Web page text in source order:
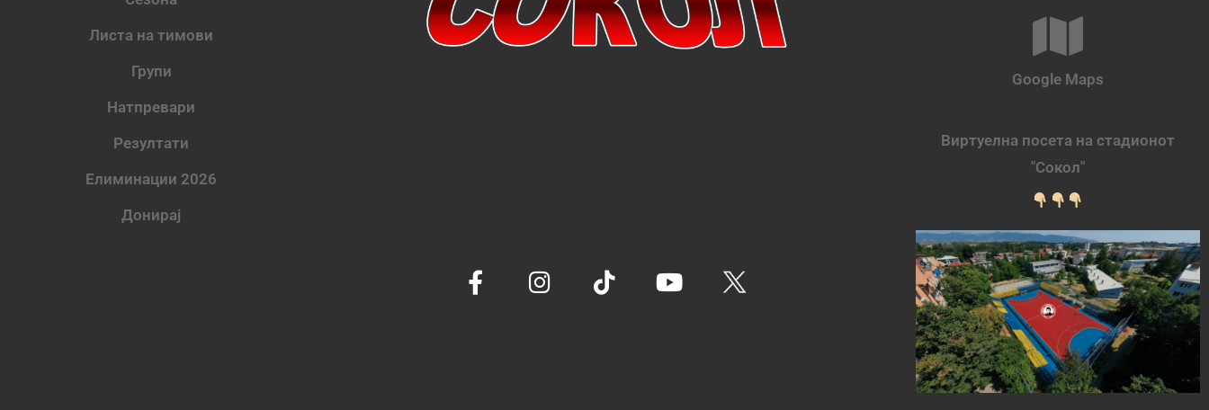
Листа на тимови
Групи
Натпревари
Резултати
Елиминации 2026
Донирај
Google Maps
Виртуелна посета на стадионот
"Сокол"